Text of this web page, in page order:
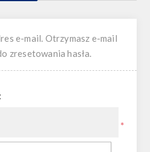
e-mail. Otrzymasz e-mail
zresetowania hasła.
*